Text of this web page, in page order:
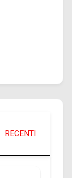
RECENTI